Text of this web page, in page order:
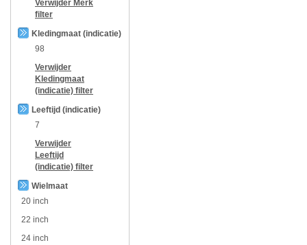
Verwijder Merk
filter
Kledingmaat (indicatie)
98
Verwijder
Kledingmaat
(indicatie) filter
Leeftijd (indicatie)
7
Verwijder
Leeftijd
(indicatie) filter
Wielmaat
20 inch
22 inch
24 inch